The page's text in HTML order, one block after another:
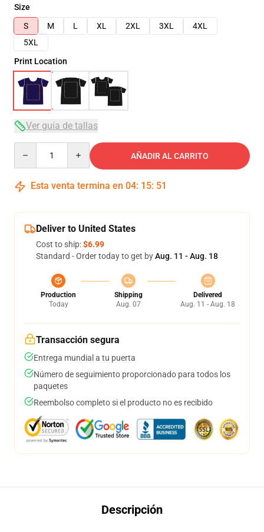
Size
S
M L XL 2XL 3XL
4XL
5XL
Print Location
Ver guía de tallas
AÑADIR AL CARRITO
Esta venta termina en 04: 15: 50
Deliver to United States
Cost to ship:$6.99
Standard - Order today to get byAug. 11 - Aug. 18
Production
Today
Shipping
Aug. 07
Delivered
Aug. 11 - Aug. 18
Transacción segura
Entrega mundial a tu puerta
Número de seguimiento proporcionado para todos los
paquetes
Reembolso completo si el producto no es recibido
Descripción